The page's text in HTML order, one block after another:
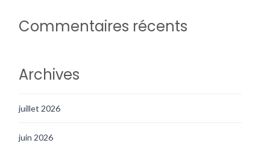
Commentaires récents
Archives
juillet 2026
juin 2026